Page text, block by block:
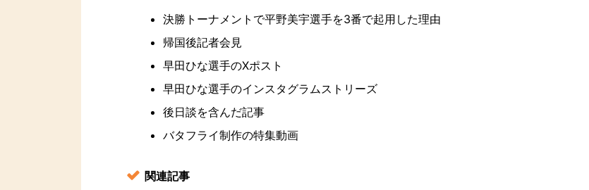
決勝トーナメントで平野美宇選手を3番で起用した理由
帰国後記者会見
早田ひな選手のXポスト
早田ひな選手のインスタグラムストリーズ
後日談を含んだ記事
バタフライ制作の特集動画
関連記事